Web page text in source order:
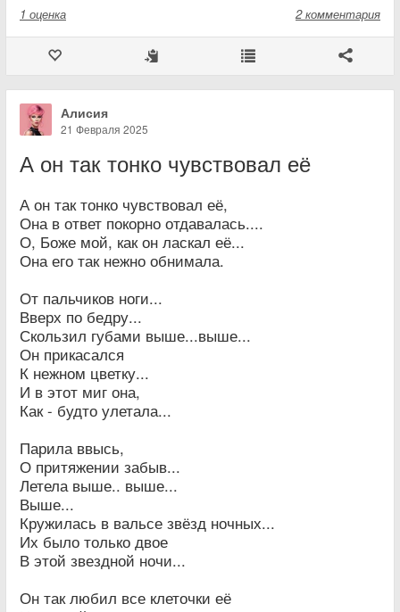
1 оценка 2 комментария
Алисия
21 Февраля 2025
А он так тонко чувствовал её
А он так тонко чувствовал её,
Она в ответ покорно отдавалась....
О, Боже мой, как он ласкал её...
Она его так нежно обнимала.
От пальчиков ноги...
Вверх по бедру...
Скользил губами выше...выше...
Он прикасался
К нежном цветку...
И в этот миг она,
Как - будто улетала...
Парила ввысь,
О притяжении забыв...
Летела выше.. выше...
Выше...
Кружилась в вальсе звёзд ночных...
Их было только двое
В этой звездной ночи...
Он так любил все клеточки её